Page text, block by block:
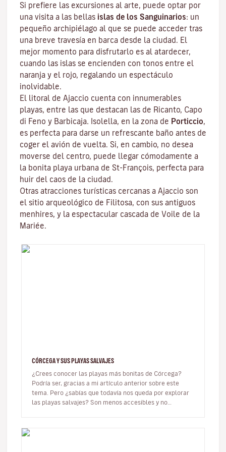
Si prefiere las excursiones al arte, puede optar por
una visita a las bellas islas de los Sanguinarios: un
pequeño archipiélago al que se puede acceder tras
una breve travesía en barca desde la ciudad. El
mejor momento para disfrutarlo es al atardecer,
cuando las islas se encienden con tonos entre el
naranja y el rojo, regalando un espectáculo
inolvidable.
El litoral de Ajaccio cuenta con innumerables
playas, entre las que destacan las de Ricanto, Capo
di Feno y Barbicaja. Isolella, en la zona de Porticcio,
es perfecta para darse un refrescante baño antes de
coger el avión de vuelta. Si, en cambio, no desea
moverse del centro, puede llegar cómodamente a
la bonita playa urbana de St-François, perfecta para
huir del caos de la ciudad.
Otras atracciones turísticas cercanas a Ajaccio son
el sitio arqueológico de Filitosa, con sus antiguos
menhires, y la espectacular cascada de Voile de la
Mariée.
CÓRCEGA Y SUS PLAYAS SALVAJES
¿Crees conocer las playas más bonitas de Córcega?
Podría ser, gracias a mi artículo anterior sobre este
tema. Pero ¿sabías que todavía nos queda por explorar
las playas salvajes? Son menos accesibles y no